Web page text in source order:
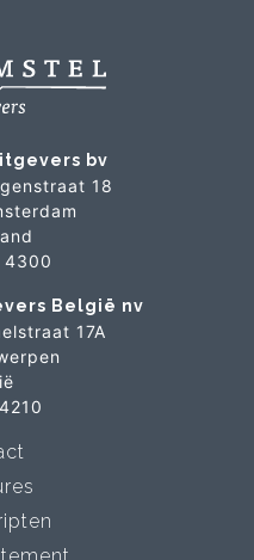
bv
18
4300
België nv
17A